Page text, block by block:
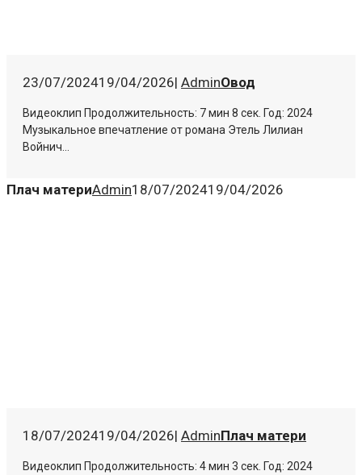
23/07/202419/04/2026| AdminОвод
Видеоклип Продолжительность: 7 мин 8 сек. Год: 2024
Музыкальное впечатление от романа Этель Лилиан
Войнич...
Плач материAdmin18/07/202419/04/2026
18/07/202419/04/2026| AdminПлач матери
Видеоклип Продолжительность: 4 мин 3 сек. Год: 2024